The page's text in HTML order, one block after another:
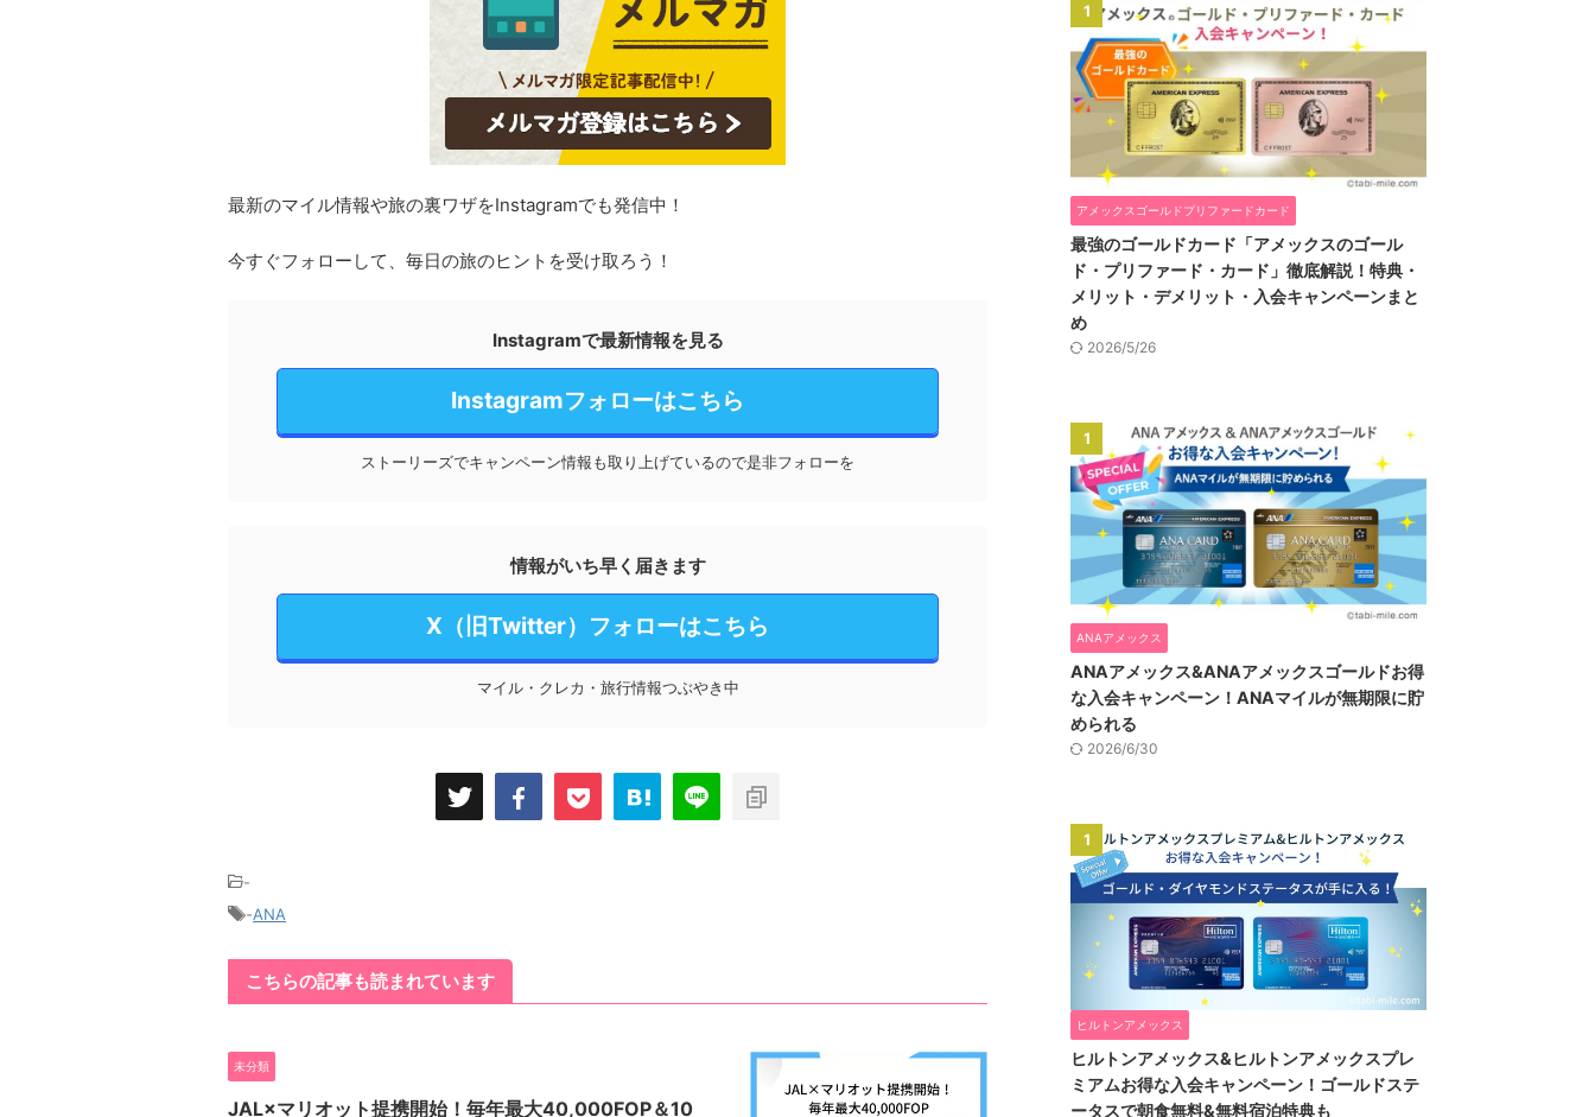
最新のマイル情報や旅の裏ワザをInstagramでも発信中！
今すぐフォローして、毎日の旅のヒントを受け取ろう！
Instagramで最新情報を見る
Instagramフォローはこちら
ストーリーズでキャンペーン情報も取り上げているので是非フォローを
情報がいち早く届きます
X（旧Twitter）フォローはこちら
マイル・クレカ・旅行情報つぶやき中
-
-ANA
こちらの記事も読まれています
未分類
JAL×マリオット提携開始！毎年最大40,000FOP＆10
1
アメックスゴールドプリファードカード
最強のゴールドカード「アメックスのゴール
ド・プリファード・カード」徹底解説！特典・
メリット・デメリット・入会キャンペーンまと
め
2026/5/26
1
ANAアメックス
ANAアメックス&ANAアメックスゴールドお得
な入会キャンペーン！ANAマイルが無期限に貯
められる
2026/6/30
1
ヒルトンアメックス
ヒルトンアメックス&ヒルトンアメックスプレ
ミアムお得な入会キャンペーン！ゴールドステ
ータスで朝食無料&無料宿泊特典も